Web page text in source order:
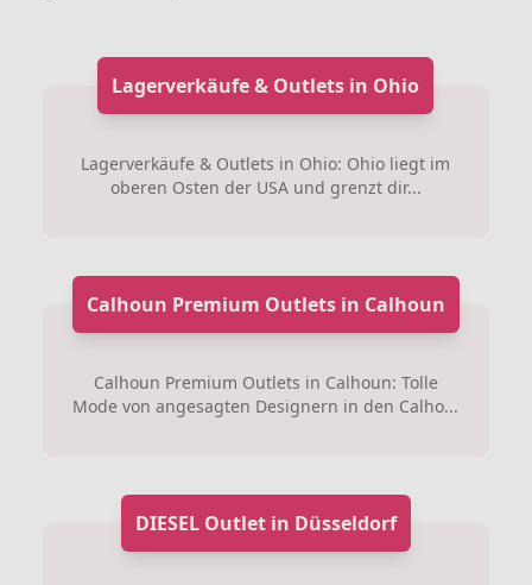
Lagerverkäufe & Outlets in Ohio
Lagerverkäufe & Outlets in Ohio: Ohio liegt im
oberen Osten der USA und grenzt dir...
Calhoun Premium Outlets in Calhoun
Calhoun Premium Outlets in Calhoun: Tolle
Mode von angesagten Designern in den Calho...
DIESEL Outlet in Düsseldorf